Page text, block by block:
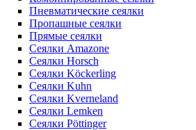
Пневматические сеялки
Пропашные сеялки
Прямые сеялки
Сеялки Amazone
Сеялки Horsch
Сеялки Köckerling
Сеялки Kuhn
Сеялки Kverneland
Сеялки Lemken
Сеялки Pöttinger